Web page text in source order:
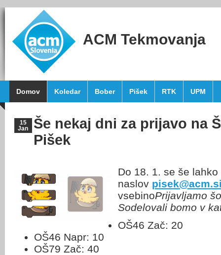
ACM Tekmovanja
Domov Koledar Bober Pišek RTK UPM
15
Jan
Še nekaj dni za prijavo na
Pišek
Do 18. 1. se še
naslov
vsebinoPrijavljamo
Sodelovali bomo v
OŠ46 Zač: 20
OŠ46 Napr: 10
OŠ79 Zač: 40